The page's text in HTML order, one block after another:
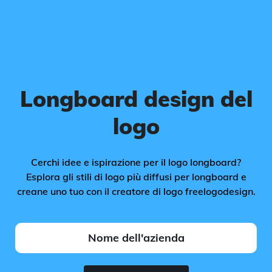
Longboard design del
logo
Cerchi idee e ispirazione per il logo longboard?
Esplora gli stili di logo più diffusi per longboard e
creane uno tuo con il creatore di logo freelogodesign.